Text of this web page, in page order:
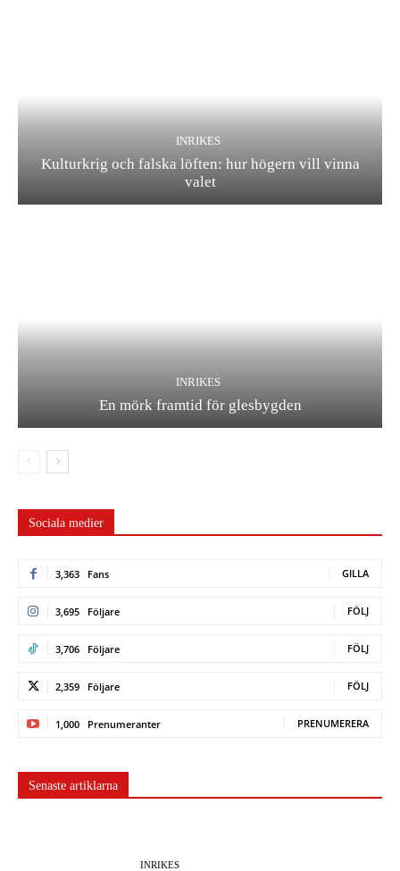
INRIKES
Kulturkrig och falska löften: hur högern vill vinna
valet
INRIKES
En mörk framtid för glesbygden
Sociala medier
3,363 Fans GILLA
3,695 Följare FÖLJ
3,706 Följare FÖLJ
2,359 Följare FÖLJ
1,000 Prenumeranter PRENUMERERA
Senaste artiklarna
INRIKES